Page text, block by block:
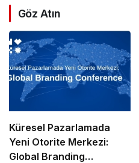
Göz Atın
Küresel Pazarlamada
Yeni Otorite Merkezi:
Global Branding